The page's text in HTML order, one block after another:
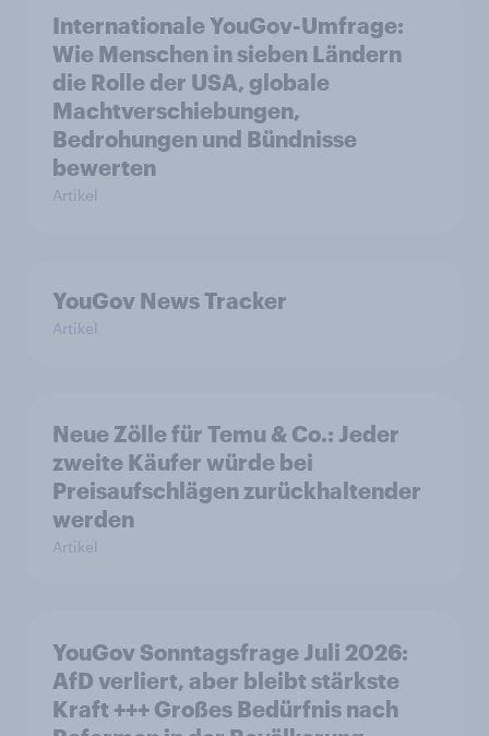
Internationale YouGov-Umfrage:
Wie Menschen in sieben Ländern
die Rolle der USA, globale
Machtverschiebungen,
Bedrohungen und Bündnisse
bewerten
Artikel
YouGov News Tracker
Artikel
Neue Zölle für Temu & Co.: Jeder
zweite Käufer würde bei
Preisaufschlägen zurückhaltender
werden
Artikel
YouGov Sonntagsfrage Juli 2026:
AfD verliert, aber bleibt stärkste
Kraft +++ Großes Bedürfnis nach